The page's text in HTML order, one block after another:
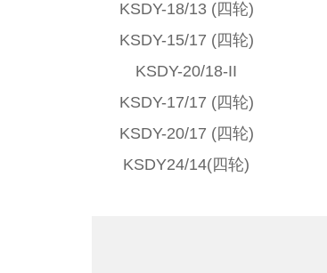
KSDY-18/13 (四轮)
KSDY-15/17 (四轮)
KSDY-20/18-II
KSDY-17/17 (四轮)
KSDY-20/17 (四轮)
KSDY24/14(四轮)